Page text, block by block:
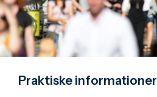
Praktiske informationer